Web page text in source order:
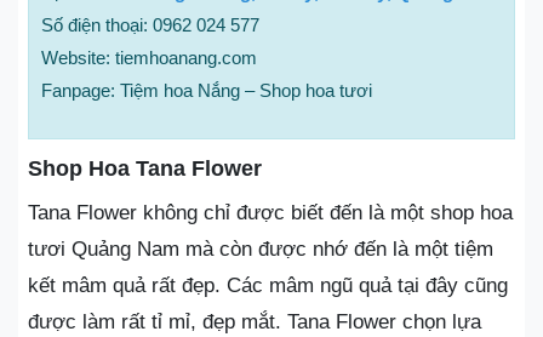
Số điện thoại: 0962 024 577
Website: tiemhoanang.com
Fanpage: Tiệm hoa Nắng – Shop hoa tươi
Shop Hoa Tana Flower
Tana Flower không chỉ được biết đến là một shop hoa
tươi Quảng Nam mà còn được nhớ đến là một tiệm
kết mâm quả rất đẹp. Các mâm ngũ quả tại đây cũng
được làm rất tỉ mỉ, đẹp mắt. Tana Flower chọn lựa